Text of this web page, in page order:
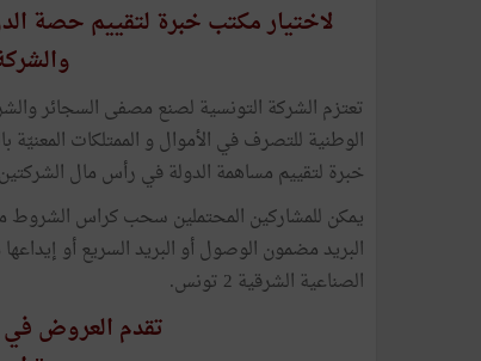
لاختيار مكتب خبرة لتقييم حصة
تعتزم الشركة التونسية لصنع مصفى السجائر
الوطنية للتصرف في الأموال و الممتلكات المعنيّة
خبرة لتقييم مساهمة الدولة في رأس مال
يمكن للمشاركين المحتملين سحب كراس الشروط
البريد مضمون الوصول أو البريد السريع أو
الصناعية الشرقية 2 تونس.
تقدم العروض في